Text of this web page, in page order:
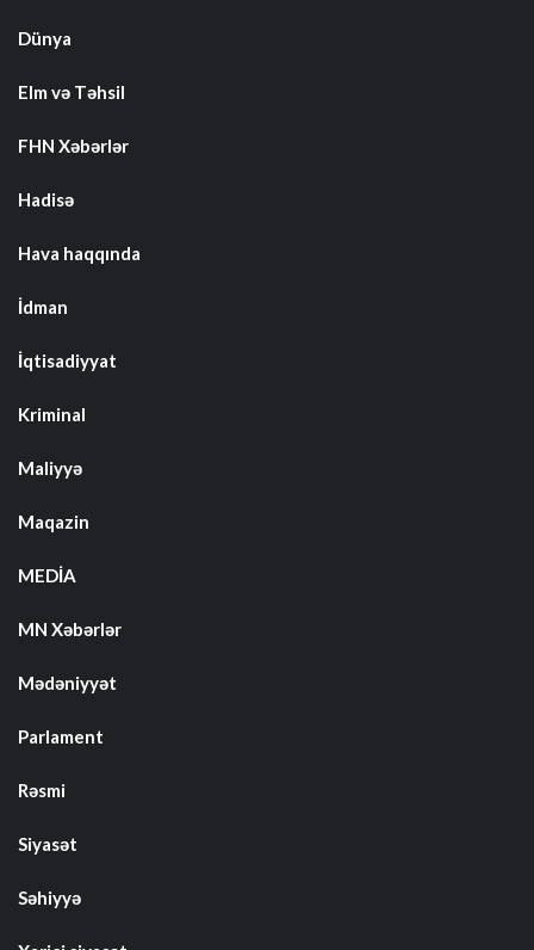
Dünya
Elm və Təhsil
FHN Xəbərlər
Hadisə
Hava haqqında
İdman
İqtisadiyyat
Kriminal
Maliyyə
Maqazin
MEDİA
MN Xəbərlər
Mədəniyyət
Parlament
Rəsmi
Siyasət
Səhiyyə